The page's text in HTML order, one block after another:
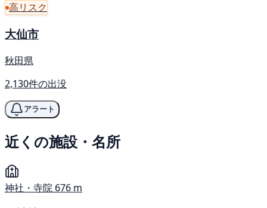
高リスク
大仙市
秋田県
2,130件の出没
アラート
近くの施設・名所
神社・寺院 676 m